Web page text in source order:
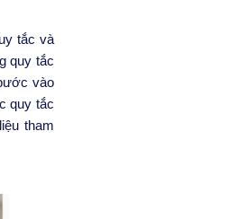
tắc và
quy tắc
vào
quy tắc
tham